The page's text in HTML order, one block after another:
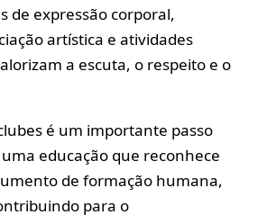
de expressão corporal,
artística e atividades
a escuta, o respeito e o
é um importante passo
educação que reconhece
de formação humana,
para o